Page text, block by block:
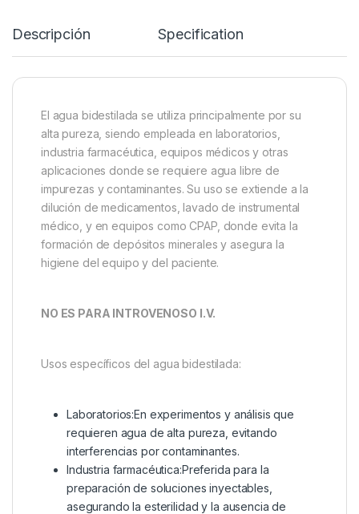
Descripción Specification
El agua bidestilada se utiliza principalmente por su
alta pureza, siendo empleada en laboratorios,
industria farmacéutica, equipos médicos y otras
aplicaciones donde se requiere agua libre de
impurezas y contaminantes. Su uso se extiende a la
dilución de medicamentos, lavado de instrumental
médico, y en equipos como CPAP, donde evita la
formación de depósitos minerales y asegura la
higiene del equipo y del paciente.
NO ES PARA INTROVENOSO I.V.
Usos específicos del agua bidestilada:
Laboratorios:En experimentos y análisis que
requieren agua de alta pureza, evitando
interferencias por contaminantes.
Industria farmacéutica:Preferida para la
preparación de soluciones inyectables,
asegurando la esterilidad y la ausencia de